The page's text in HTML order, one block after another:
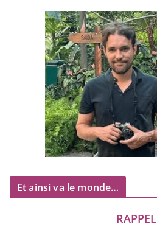
Et ainsi va le monde…
RAPPEL